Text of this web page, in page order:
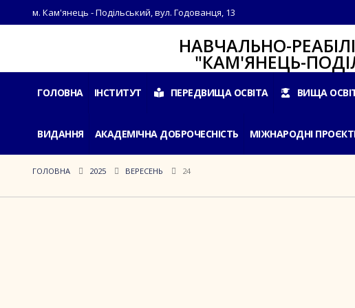
м. Кам'янець - Подільський, вул. Годованця, 13
НАВЧАЛЬНО-
"КАМ'ЯНЕЦЬ-
ГОЛОВНА ІНСТИТУТ ПЕРЕДВИЩА ОСВІТА ВИЩА
ВИДАННЯ АКАДЕМІЧНА ДОБРОЧЕСНІСТЬ МІЖНАРОДНІ
ГОЛОВНА 2025 ВЕРЕСЕНЬ 24